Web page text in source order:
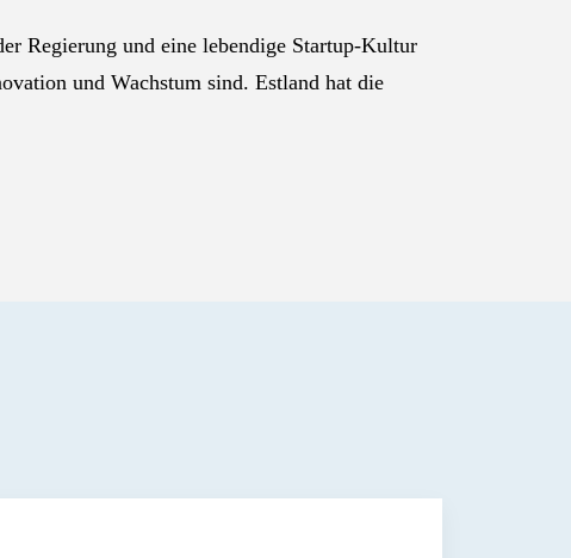
Regierung und eine lebendige Startup-Kultur
und Wachstum sind. Estland hat die